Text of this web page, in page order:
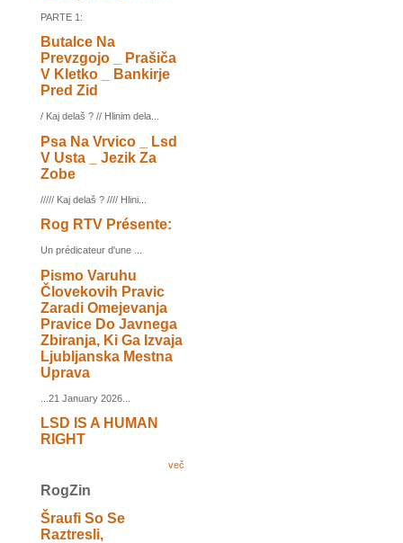
PARTE 1:
Butalce Na
Prevzgojo _ Prašiča
V Kletko _ Bankirje
Pred Zid
/ Kaj delaš ? // Hlinim dela...
Psa Na Vrvico _ Lsd
V Usta _ Jezik Za
Zobe
///// Kaj delaš ? //// Hlini...
Rog RTV Présente:
Un prédicateur d'une ...
Pismo Varuhu
Človekovih Pravic
Zaradi Omejevanja
Pravice Do Javnega
Zbiranja, Ki Ga Izvaja
Ljubljanska Mestna
Uprava
...21 January 2026...
LSD IS A HUMAN
RIGHT
več
RogZin
Šraufi So Se
Raztresli,